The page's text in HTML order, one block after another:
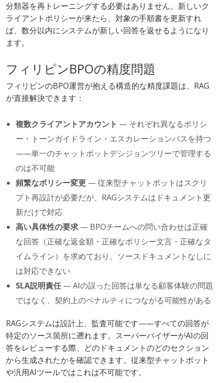
分類器を再トレーニングする必要はありません。新しいク
ライアントポリシーが来たら、対象の手順書を更新すれ
ば、数分以内にシステムが新しい回答を返せるようになり
ます。
フィリピンBPOの精度問題
フィリピンのBPO運営が抱える構造的な精度課題は、RAG
が直接解決できます：
複数クライアントアカウント — それぞれ異なるポリシ
ー・トーンガイドライン・エスカレーションパスを持つ
——単一のチャットボットデシジョンツリーで管理する
のは不可能
頻繁なポリシー変更 — 従来型チャットボットはスクリ
プト再設計が必要だが、RAGシステムはドキュメント更
新だけで対応
高い具体性の要求 — BPOチームへの問い合わせは正確
な回答（正確な返金額・正確なポリシー文言・正確なタ
イムライン）を求めており、ソースドキュメントなしに
は対応できない
SLA説明責任 — AIの誤った回答は単なる顧客体験の問題
ではなく、契約上のペナルティにつながる可能性がある
RAGシステムは設計上、監査可能です——すべての回答が
特定のソース箇所に遡れます。スーパーバイザーがAIの回
答をレビューする際、どのドキュメントのどのセクション
から生成されたかを確認できます。従来型チャットボット
や汎用AIツールではこれは不可能です。